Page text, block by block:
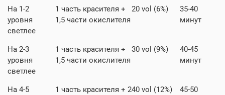
На 1-2
уровня
светлее
1 часть красителя +
1,5 части окислителя
20 vol (6%)
35-40
минут
На 2-3
уровня
светлее
1 часть красителя +
1,5 части окислителя
30 vol (9%)
40-45
минут
На 4-5
1 часть красителя + 240 vol (12%)
45-50